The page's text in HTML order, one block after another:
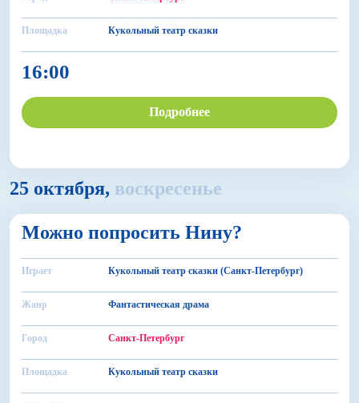
Площадка Кукольный театр сказки
16:00
Подробнее
25 октября, воскресенье
6+
Можно попросить Нину?
Играет Кукольный театр сказки (Санкт-Петербург)
Жанр Фантастическая драма
Город Санкт-Петербург
Площадка Кукольный театр сказки